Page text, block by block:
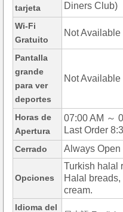
tarjeta
Diners Club)
Wi-Fi
Gratuito
Not Available
Pantalla
grande
para ver
deportes
Not Available
Horas de
Apertura
07:00 AM ～
Last Order
Cerrado Always Open
Opciones
Turkish halal
Halal
cream.
Idioma del